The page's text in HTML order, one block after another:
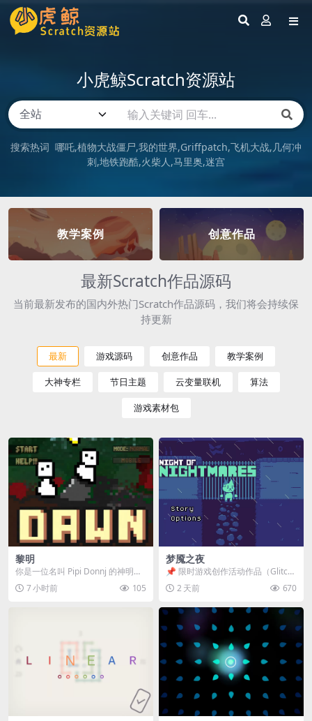
小虎鲸Scratch资源站
搜索热词 哪吒 植物大战僵尸 我的世界 Griffpatch 飞机大战 几何冲
刺 地铁跑酷 火柴人 马里奥 迷宫
教学案例 创意作品
最新Scratch作品源码
当前最新发布的国内外热门Scratch作品源码，我们将会持续保
持更新
最新 游戏源码 创意作品 教学案例
大神专栏 节日主题 云变量联机 算法
游戏素材包
黎明
你是一位名叫 Pipi Donnj 的神明。
你的任务是保护一群白色小人。 点
击...7 小时前 105
梦魇之夜
📌 限时游戏创作活动作品（Glitch
Game Jam） 📖 故事背景 怪物四...
2 天前 670